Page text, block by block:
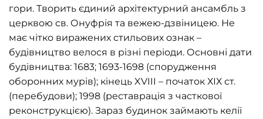
гори. Творить єдиний архітектурний ансамбль з
церквою св. Онуфрія та вежею-дзвіницею. Не
має чітко виражених стильових ознак –
будівництво велося в різні періоди. Основні дати
будівництва: 1683; 1693-1698 (спорудження
оборонних мурів); кінець XVIII – початок ХІХ ст.
(перебудови); 1998 (реставрація з часткової
реконструкцією). Зараз будинок займають келії